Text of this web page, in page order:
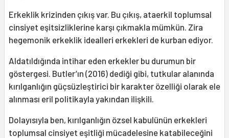
Erkeklik krizinden çıkış var. Bu çıkış, ataerkil toplumsal
cinsiyet eşitsizliklerine karşı çıkmakla mümkün. Zira
hegemonik erkeklik idealleri erkekleri de kurban ediyor.
Aldatıldığında intihar eden erkekler bu durumun bir
göstergesi. Butler’ın (2016) dediği gibi, tutkular alanında
kırılganlığın güçsüzleştirici bir karakter özelliği olarak ele
alınması eril politikayla yakından ilişkili.
Dolayısıyla ben, kırılganlığın özsel kabulünün erkekleri
toplumsal cinsiyet eşitliği mücadelesine katabileceğini